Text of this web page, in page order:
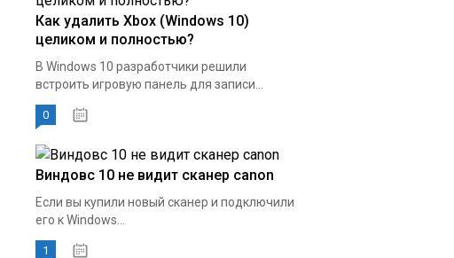
Как удалить Xbox (Windows 10)
целиком и полностью?
В Windows 10 разработчики решили
встроить игровую панель для записи...
0
Виндовс 10 не видит сканер canon
Если вы купили новый сканер и подключили
его к Windows...
1